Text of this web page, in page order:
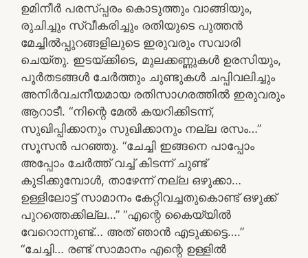
ഉമിനീർ പരസ്പ്പരം കൊടുത്തും വാങ്ങിയും,
രുചിച്ചും സ്വീകരിച്ചും രതിയുടെ പുത്തൻ
മേച്ചിൽപ്പുറങ്ങളിലുടെ ഇരുവരും സവാരി
ചെയ്തു. ഇടയ്ക്കിടെ, മുലക്കണ്ണുകൾ ഉരസിയും,
പൂർതടങ്ങൾ ചേർത്തും ചുണ്ടുകൾ ചപ്പിവലിച്ചും
അനിർവചനീയമായ രതിസാഗരത്തിൽ ഇരുവരും
ആറാടീ. “നിന്റെ മേൽ കയറിക്കിടന്ന്,
സുഖിപ്പിക്കാനും സുഖിക്കാനും നല്ല രസം…”
സൂസൻ പറഞ്ഞു. “ചേച്ചി ഇങ്ങനെ പാപ്പോം
അപ്പോം ചേർത്ത് വച്ച് കിടന്ന് ചുണ്ട്
കുടിക്കുമ്പോൾ, താഴേന്ന് നല്ല ഒഴുക്കാ…
ഉള്ളിലോട്ട് സാമാനം കേറ്റിവച്ചതുകൊണ്ട് ഒഴുക്ക്
പുറത്തെക്കില്ല…” “എന്റെ കൈയ്യിൽ
വേറൊന്നുണ്ട്… അത് ഞാൻ എടുക്കട്ടെ….”
“ചേച്ചി… രണ്ട് സാമാനം എന്റെ ഉള്ളിൽ